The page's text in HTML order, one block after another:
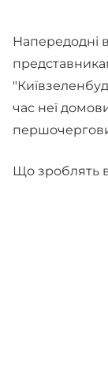
Напередодні
час неї
Що зроблять